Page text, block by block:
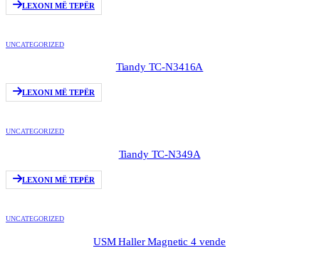
LEXONI MË TEPËR
UNCATEGORIZED
Tiandy TC-N3416A
LEXONI MË TEPËR
UNCATEGORIZED
Tiandy TC-N349A
LEXONI MË TEPËR
UNCATEGORIZED
USM Haller Magnetic 4 vende